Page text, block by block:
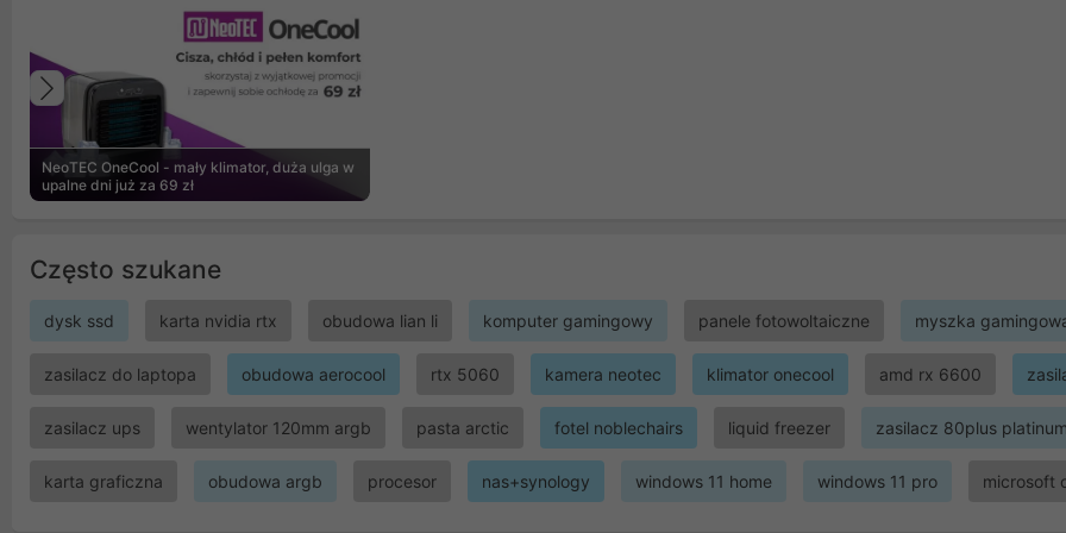
NeoTEC OneCool - mały klimator, duża ulga w
upalne dni już za 69 zł
Poprzedni
Często szukane
dysk ssd karta nvidia rtx obudowa lian li komputer gamingowy panele fotowoltaiczne myszka
zasilacz do laptopa obudowa aerocool rtx 5060 kamera neotec klimator onecool amd rx 6600
zasilacz ups wentylator 120mm argb pasta arctic fotel noblechairs liquid freezer zasilacz 80plus platinum
karta graficzna obudowa argb procesor nas+synology windows 11 home windows 11 pro microsoft